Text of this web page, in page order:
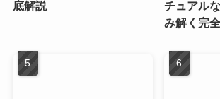
底解説
チュアル
み解く完